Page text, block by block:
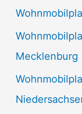
Mecklenburg